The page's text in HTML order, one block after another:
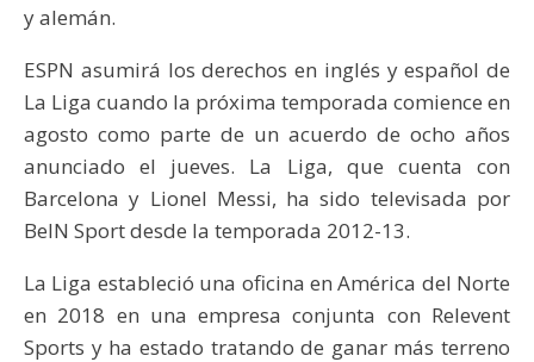
y alemán.
ESPN asumirá los derechos en inglés y español de
La Liga cuando la próxima temporada comience en
agosto como parte de un acuerdo de ocho años
anunciado el jueves. La Liga, que cuenta con
Barcelona y Lionel Messi, ha sido televisada por
BeIN Sport desde la temporada 2012-13.
La Liga estableció una oficina en América del Norte
en 2018 en una empresa conjunta con Relevent
Sports y ha estado tratando de ganar más terreno